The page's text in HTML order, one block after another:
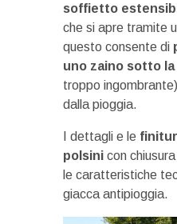
soffietto
che si apre tramite
questo consente di
uno zaino sotto la
troppo
dalla pioggia.
I dettagli e le
polsini con
le caratteristiche
giacca antipioggia.